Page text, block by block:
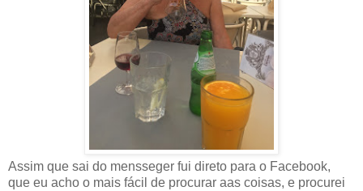
Assim que sai do mensseger fui direto para o Facebook,
que eu acho o mais fácil de procurar aas coisas, e procurei